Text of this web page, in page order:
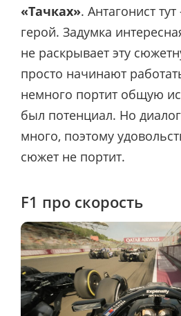
«Тачках». Антагонист
герой. Задумка
не раскрывает эту
просто начинают
немного портит общую
был потенциал. Но
много, поэтому
сюжет не портит.
F1 про скорость